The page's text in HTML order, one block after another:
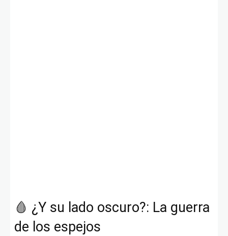
🩸 ¿Y su lado oscuro?: La guerra
de los espejos